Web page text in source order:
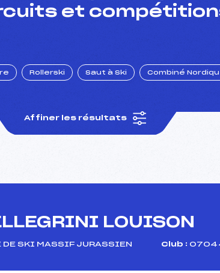
et
Rollerski Saut à Ski Combiné
Affiner les résultats
LOUISON
DE SKI MASSIF JURASSIEN Club : 07044